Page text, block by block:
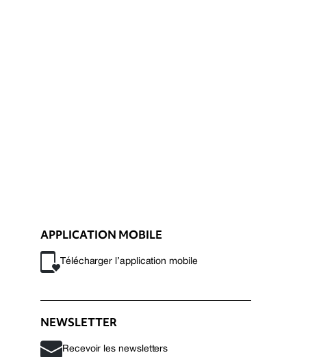
APPLICATION MOBILE
Télécharger l’application mobile
NEWSLETTER
Recevoir les newsletters